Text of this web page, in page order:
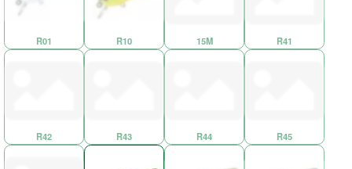
R01 R10 15M R41
R42 R43 R44 R45